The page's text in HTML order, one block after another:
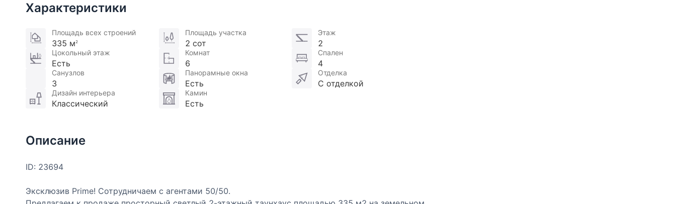
Характеристики
Площадь всех строений
335 м 2
Площадь участка
2 сот
Этаж
2
Цокольный этаж
Есть
Комнат
6
Спален
4
Санузлов
3
Панорамные окна
Есть
Отделка
С отделкой
Дизайн интерьера
Классический
Камин
Есть
Описание
ID: 23694
Эксклюзив Prime! Сотрудничаем с агентами 50/50.